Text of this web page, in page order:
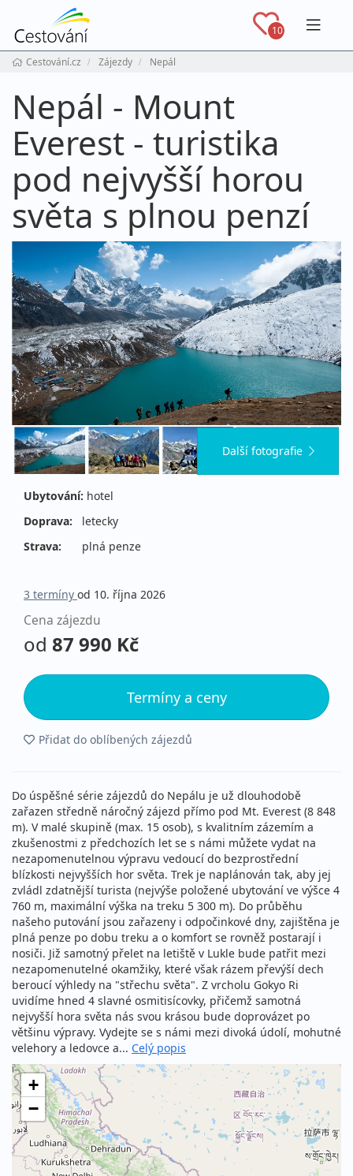
10
Cestování.cz Zájezdy Nepál
Nepál - Mount
Everest - turistika
pod nejvyšší horou
světa s plnou penzí
Další fotografie
Ubytování: hotel
Doprava:
letecky
Strava:
plná penze
3 termíny od 10. října 2026
Cena zájezdu
od 87 990 Kč
Termíny a ceny
Přidat do oblíbených zájezdů
Do úspěšné série zájezdů do Nepálu je už dlouhodobě
zařazen středně náročný zájezd přímo pod Mt. Everest (8 848
m). V malé skupině (max. 15 osob), s kvalitním zázemím a
zkušenostmi z předchozích let se s námi můžete vydat na
nezapomenutelnou výpravu vedoucí do bezprostřední
blízkosti nejvyšších hor světa. Trek je naplánován tak, aby jej
zvládl zdatnější turista (nejvýše položené ubytování ve výšce 4
760 m, maximální výška na treku 5 300 m). Do průběhu
našeho putování jsou zařazeny i odpočinkové dny, zajištěna je
plná penze po dobu treku a o komfort se rovněž postarají i
nosiči. Již samotný přelet na letiště v Lukle bude patřit mezi
nezapomenutelné okamžiky, které však rázem převýší dech
beroucí výhledy na "střechu světa". Z vrcholu Gokyo Ri
uvidíme hned 4 slavné osmitisícovky, přičemž samotná
nejvyšší hora světa nás svou krásou bude doprovázet po
většinu výpravy. Vydejte se s námi mezi divoká údolí, mohutné
velehory a ledovce a... Celý popis
+
−